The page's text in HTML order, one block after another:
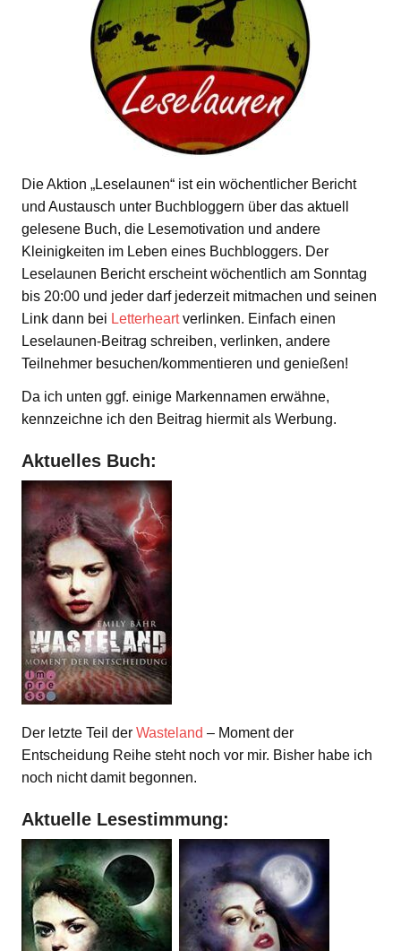
Die Aktion „Leselaunen“ ist ein wöchentlicher Bericht
und Austausch unter Buchbloggern über das aktuell
gelesene Buch, die Lesemotivation und andere
Kleinigkeiten im Leben eines Buchbloggers. Der
Leselaunen Bericht erscheint wöchentlich am Sonntag
bis 20:00 und jeder darf jederzeit mitmachen und seinen
Link dann bei Letterheartverlinken. Einfach einen
Leselaunen-Beitrag schreiben, verlinken, andere
Teilnehmer besuchen/kommentieren und genießen!
Da ich unten ggf. einige Markennamen erwähne,
kennzeichne ich den Beitrag hiermit als Werbung.
Aktuelles Buch:
Der letzte Teil der Wasteland – Moment der
Entscheidung Reihe steht noch vor mir. Bisher habe ich
noch nicht damit begonnen.
Aktuelle Lesestimmung: